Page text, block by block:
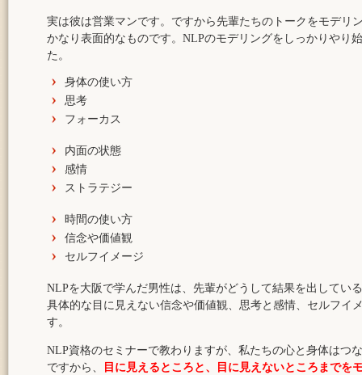
実は彼は営業マンです。ですから先輩たちのトークをモデリ
かなり表面的なものです。NLPのモデリングをしっかりやり
た。
身体の使い方
思考
フォーカス
内面の状態
感情
ストラテジー
時間の使い方
信念や価値観
セルフイメージ
NLPを大阪で学んだ男性は、先輩がどうして結果を出してい
具体的な目に見えない信念や価値観、思考と感情、セルフイ
す。
NLP資格のセミナーで教わりますが、私たちの心と身体はつ
ですから、
目に見えるところと、目に見えないところまでを